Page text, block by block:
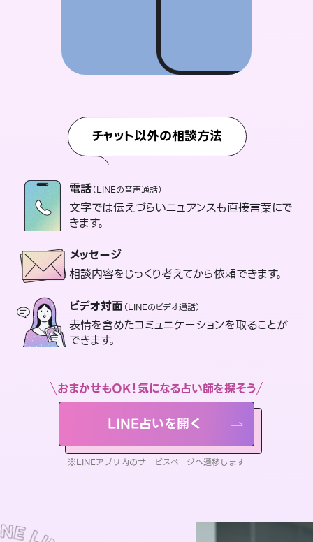
チャット以外の相談方法
電話（LINEの音声通話）
文字では伝えづらいニュアンスも直接言葉にで
きます。
メッセージ
相談内容をじっくり考えてから依頼できます。
ビデオ対面（LINEのビデオ通話）
表情を含めたコミュニケーションを取ることが
できます。
おまかせもOK！気になる占い師を探そう
LINE占いを開く
※LINEアプリ内のサービスページへ遷移します